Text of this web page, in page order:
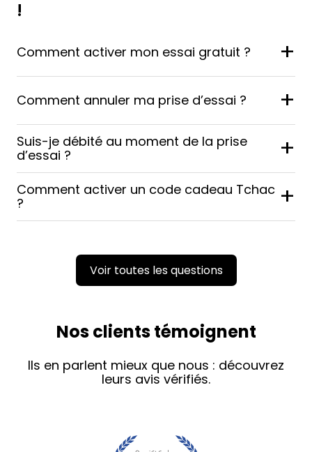
!
Comment activer mon essai gratuit ? +
Comment annuler ma prise d’essai ? +
Suis-je débité au moment de la prise
d’essai ?
+
Comment activer un code cadeau Tchac
?
+
Voir toutes les questions
Nos clients témoignent
Ils en parlent mieux que nous : découvrez
leurs avis vérifiés.